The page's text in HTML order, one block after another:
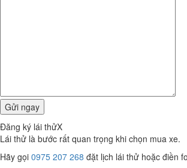
Đăng ký lái thửX
Lái thử là bước rất quan trọng khi chọn mua xe.
Hãy gọi 0975 207 268 đặt lịch lái thử hoặc điền